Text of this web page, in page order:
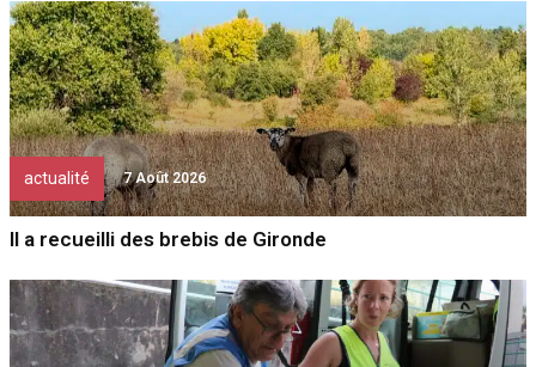
actualité 7 Août 2026
Il a recueilli des brebis de Gironde